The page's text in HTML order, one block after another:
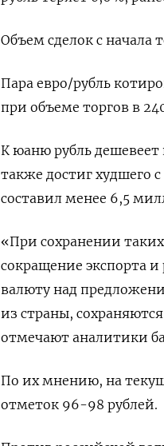
Объем сделок с начала
Пара евро/рубль
при объеме торгов в
К юаню рубль дешевеет
также достиг худшего
составил менее 6,5
«При сохранении
сокращение экспорта
валюту над
из страны,
отмечают аналитики
По их мнению, на
отметок 96-98 рублей.